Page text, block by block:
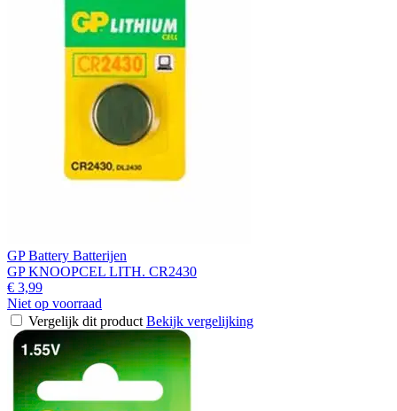
GP Battery Batterijen
GP KNOOPCEL LITH. CR2430
€ 3,99
Niet op voorraad
Vergelijk dit product Bekijk vergelijking